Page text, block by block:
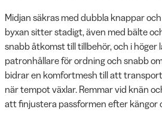
Midjan säkras med dubbla knappar
byxan sitter stadigt, även med bälte
snabb åtkomst till tillbehör, och i höger
patronhållare för ordning och snabb
bidrar en komfortmesh till att
när tempot växlar. Remmar vid knän
att finjustera passformen efter kängor